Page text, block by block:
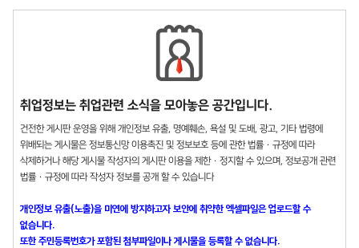
취업정보는 취업관련 소식을 모아놓은 공간입니다.
건전한 게시판 운영을 위해 개인정보 유출, 명예훼손, 욕설 및 도배, 광고, 기타 법령에
위배되는 게시물은 정보통신망 이용촉진 및 정보보호 등에 관한 법률 · 규정에 따라
삭제하거나 해당 게시물 작성자의 게시판 이용을 제한 · 정지할 수 있으며, 정보공개 관련
법률 · 규정에 따라 작성자 정보를 공개 할 수 있습니다
개인정보 유출(노출)을 미연에 방지하고자 보안에 취약한 엑셀파일은 업로드할 수
없습니다.
또한 주민등록번호가 포함된 첨부파일이나 게시물을 등록할 수 없습니다.